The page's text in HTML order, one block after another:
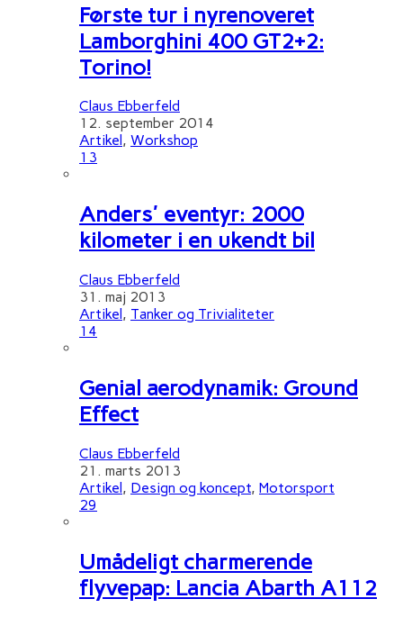
Første tur i nyrenoveret
Lamborghini 400 GT2+2:
Torino!
Claus Ebberfeld
12. september 2014
Artikel , Workshop
13
Anders' eventyr: 2000
kilometer i en ukendt bil
Claus Ebberfeld
31. maj 2013
Artikel , Tanker og Trivialiteter
14
Genial aerodynamik: Ground
Effect
Claus Ebberfeld
21. marts 2013
Artikel, Design og koncept, Motorsport
29
Umådeligt charmerende
flyvepap: Lancia Abarth A112